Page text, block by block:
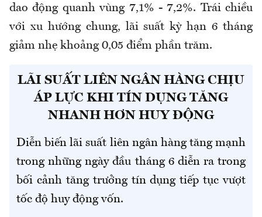
dao động quanh vùng 7,1% - 7,2%. Trái chiều
với xu hướng chung, lãi suất kỳ hạn 6 tháng
giảm nhẹ khoảng 0,05 điểm phần trăm.
LÃI SUẤT LIÊN NGÂN HÀNG CHỊU
ÁP LỰC KHI TÍN DỤNG TĂNG
NHANH HƠN HUY ĐỘNG
Diễn biến lãi suất liên ngân hàng tăng mạnh
trong những ngày đầu tháng 6 diễn ra trong
bối cảnh tăng trưởng tín dụng tiếp tục vượt
tốc độ huy động vốn.